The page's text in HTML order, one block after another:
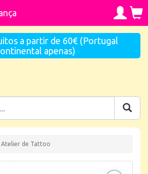
a partir de 60€ (Portugal
apenas)
Atelier de Tattoo